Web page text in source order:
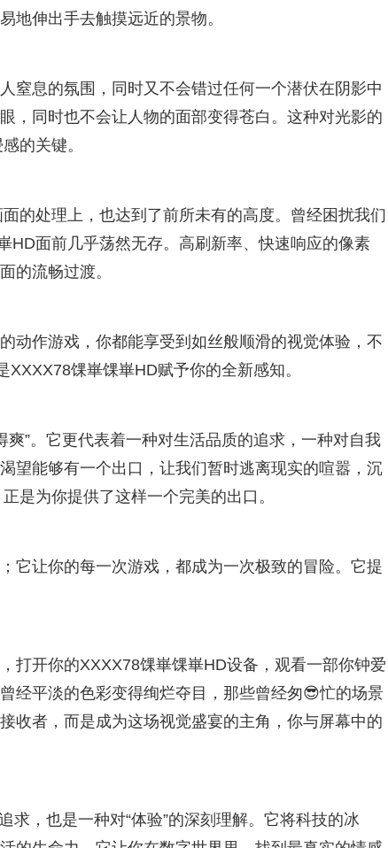
地伸出手去触摸远近的景物。
窒息的氛围，同时又不会错过任何一个潜伏在阴影中
，同时也不会让人物的面部变得苍白。这种对光影的
的关键。
的处理上，也达到了前所未有的高度。曾经困扰我们
HD面前几乎荡然无存。高刷新率、快速响应的像素
的流畅过渡。
动作游戏，你都能享受到如丝般顺滑的视觉体验，不
馃崋馃崋HD赋予你的全新感知。
”。它更代表着一种对生活品质的追求，一种对自我
望能够有一个出口，让我们暂时逃离现实的喧嚣，沉
是为你提供了这样一个完美的出口。
它让你的每一次游戏，都成为一次极致的冒险。它提
打开你的XXXX78馃崋馃崋HD设备，观看一部你钟爱
经平淡的色彩变得绚烂夺目，那些曾经匆😎忙的场景
收者，而是成为这场视觉盛宴的主角，你与屏幕中的
求，也是一种对“体验”的深刻理解。它将科技的冰